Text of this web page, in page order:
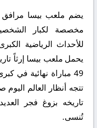
يضم ملعب بيسا مرافق
مخصصة لكبار
للأحداث الرياضية
يحمل ملعب بيسا إرثاً
49 مباراة نهائية في
تتجه أنظار العالم
تاريخه بزوغ فجر
تُنسى.